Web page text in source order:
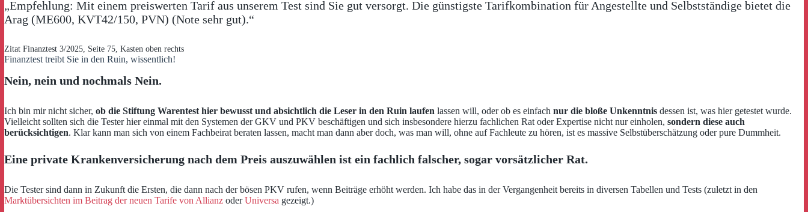
„Empfehlung: Mit einem preiswerten Tarif aus unserem Test sind Sie gut versorgt. Die günstigste Tarifkombination für Angestellte und Selbstständige bietet die
Arag (ME600, KVT42/150, PVN) (Note sehr gut).“
Zitat Finanztest 3/2025, Seite 75, Kasten oben rechts
Finanztest treibt Sie in den Ruin, wissentlich!
Nein, nein und nochmals Nein.
Ich bin mir nicht sicher, ob die Stiftung Warentest hier bewusst und absichtlich die Leser in den Ruin laufen lassen will, oder ob es einfach nur die bloße Unkenntnis dessen ist, was hier getestet wurde.
Vielleicht sollten sich die Tester hier einmal mit den Systemen der GKV und PKV beschäftigen und sich insbesondere hierzu fachlichen Rat oder Expertise nicht nur einholen, sondern diese auch
berücksichtigen. Klar kann man sich von einem Fachbeirat beraten lassen, macht man dann aber doch, was man will, ohne auf Fachleute zu hören, ist es massive Selbstüberschätzung oder pure Dummheit.
Eine private Krankenversicherung nach dem Preis auszuwählen ist ein fachlich falscher, sogar vorsätzlicher Rat.
Die Tester sind dann in Zukunft die Ersten, die dann nach der bösen PKV rufen, wenn Beiträge erhöht werden. Ich habe das in der Vergangenheit bereits in diversen Tabellen und Tests (zuletzt in den
Marktübersichten im Beitrag der neuen Tarife von Allianz oderUniversa gezeigt.)